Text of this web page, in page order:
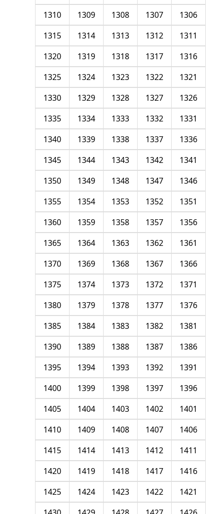
1306
1307
1308
1309
1310
1311
1312
1313
1314
1315
1316
1317
1318
1319
1320
1321
1322
1323
1324
1325
1326
1327
1328
1329
1330
1331
1332
1333
1334
1335
1336
1337
1338
1339
1340
1341
1342
1343
1344
1345
1346
1347
1348
1349
1350
1351
1352
1353
1354
1355
1356
1357
1358
1359
1360
1361
1362
1363
1364
1365
1366
1367
1368
1369
1370
1371
1372
1373
1374
1375
1376
1377
1378
1379
1380
1381
1382
1383
1384
1385
1386
1387
1388
1389
1390
1391
1392
1393
1394
1395
1396
1397
1398
1399
1400
1401
1402
1403
1404
1405
1406
1407
1408
1409
1410
1411
1412
1413
1414
1415
1416
1417
1418
1419
1420
1421
1422
1423
1424
1425